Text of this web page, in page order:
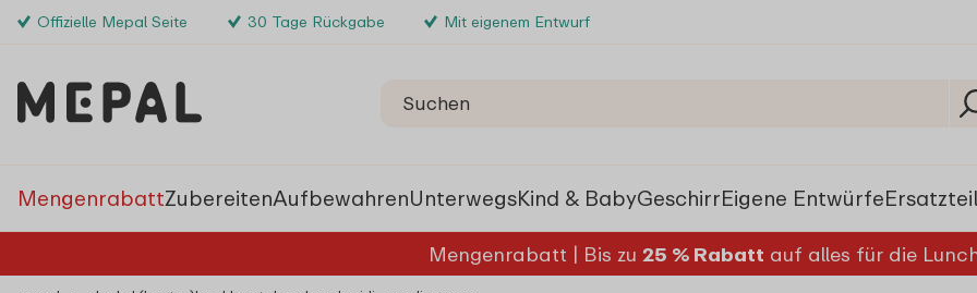
Offizielle Mepal Seite 30 Tage Rückgabe Mit eigenem Entwurf
MengenrabattZubereitenAufbewahrenUnterwegsKind & BabyGeschirrEigene Entwürfe
Mengenrabatt | Bis zu 25 % Rabatt auf alles für die